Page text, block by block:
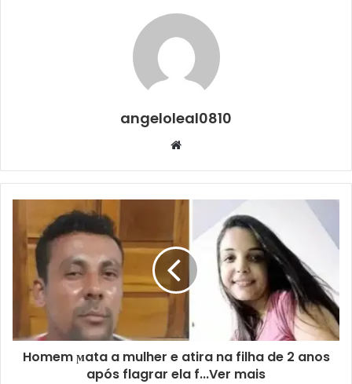
angeloleal0810
Website
Homem ϻata a mulher e atira na filha de 2 anos
após flagrar ela f...Ver mais